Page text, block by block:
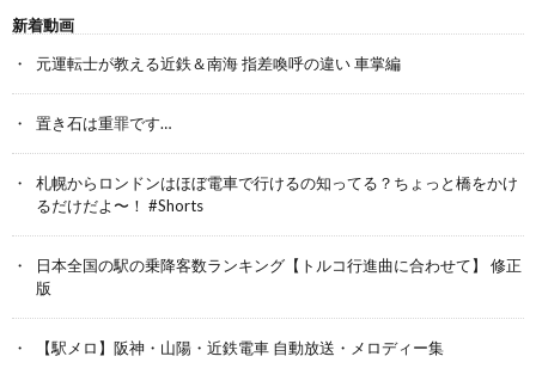
新着動画
元運転士が教える近鉄＆南海 指差喚呼の違い 車掌編
置き石は重罪です…
札幌からロンドンはほぼ電車で行けるの知ってる？ちょっと橋をかけ
るだけだよ〜！ #Shorts
日本全国の駅の乗降客数ランキング【トルコ行進曲に合わせて】 修正
版
【駅メロ】阪神・山陽・近鉄電車 自動放送・メロディー集